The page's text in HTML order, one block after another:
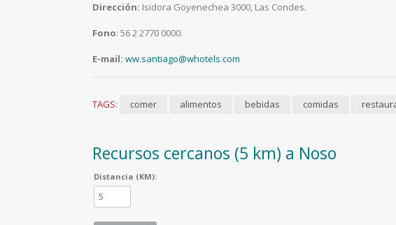
Dirección: Isidora Goyenechea 3000, Las Condes.
Fono: 56 2 2770 0000.
E-mail: ww.santiago@whotels.com
TAGS: comer alimentos bebidas comidas
Recursos cercanos (5 km) a Noso
Distancia (KM):